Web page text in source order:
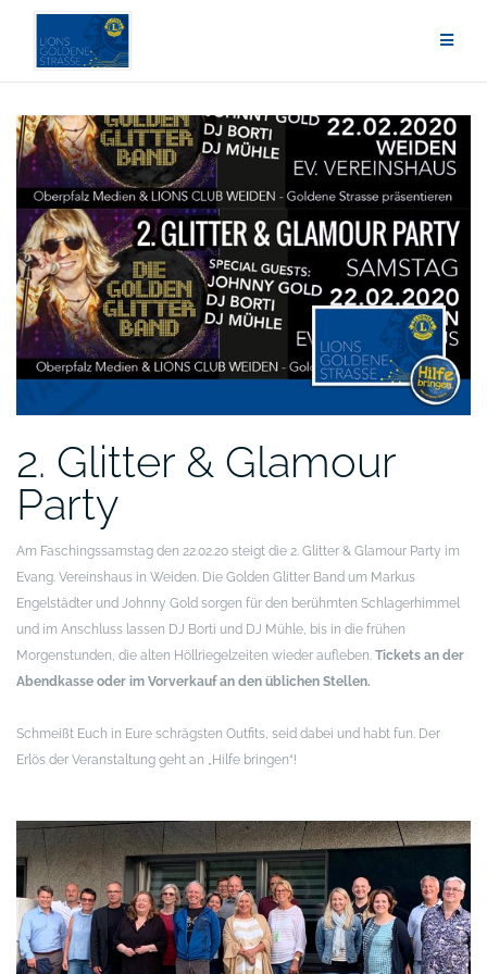
springen
2. Glitter & Glamour
Party
Am Faschingssamstag den 22.02.20 steigt die 2. Glitter & Glamour Party im
Evang. Vereinshaus in Weiden. Die Golden Glitter Band um Markus
Engelstädter und Johnny Gold sorgen für den berühmten Schlagerhimmel
und im Anschluss lassen DJ Borti und DJ Mühle, bis in die frühen
Morgenstunden, die alten Höllriegelzeiten wieder aufleben. Tickets an der
Abendkasse oder im Vorverkauf an den üblichen Stellen.
Schmeißt Euch in Eure schrägsten Outfits, seid dabei und habt fun. Der
Erlös der Veranstaltung geht an „Hilfe bringen“!